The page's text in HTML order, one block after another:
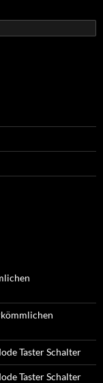
Taster Schalter
Taster Schalter